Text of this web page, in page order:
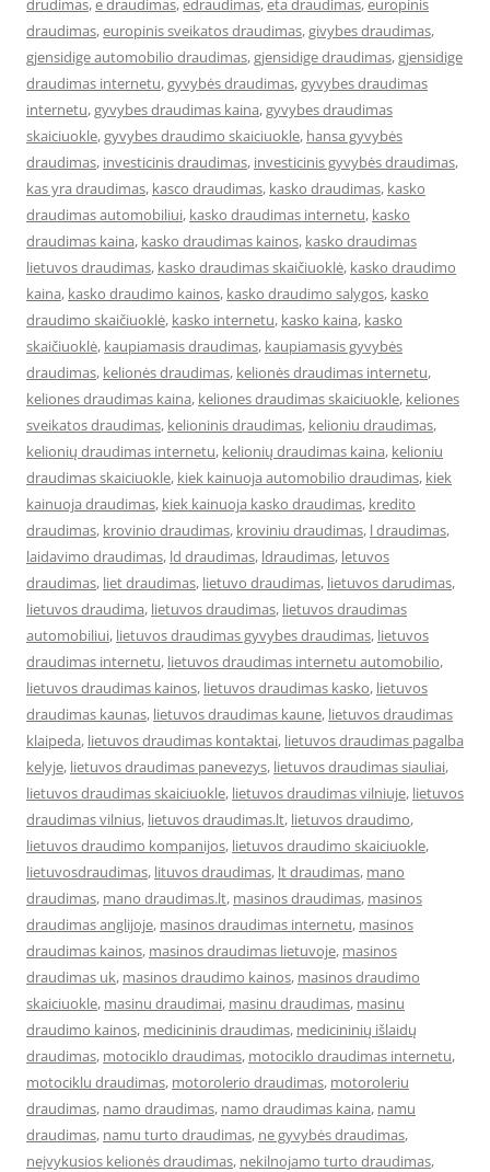
drudimas,e draudimas,edraudimas,eta draudimas,europinis
draudimas,europinis sveikatos draudimas,givybes draudimas,
gjensidige automobilio draudimas,gjensidige draudimas,gjensidige
draudimas internetu,gyvybės draudimas,gyvybes draudimas
internetu,gyvybes draudimas kaina,gyvybes draudimas
skaiciuokle,gyvybes draudimo skaiciuokle, hansa gyvybės
draudimas, investicinis draudimas, investicinis gyvybės draudimas,
kas yra draudimas, kasco draudimas, kasko draudimas, kasko
draudimas automobiliui, kasko draudimas internetu, kasko
draudimas kaina, kasko draudimas kainos, kasko draudimas
lietuvos draudimas, kasko draudimas skaičiuoklė, kasko draudimo
kaina, kasko draudimo kainos, kasko draudimo salygos, kasko
draudimo skaičiuoklė, kasko internetu, kasko kaina, kasko
skaičiuoklė, kaupiamasis draudimas, kaupiamasis gyvybės
draudimas, kelionės draudimas, kelionės draudimas internetu,
keliones draudimas kaina, keliones draudimas skaiciuokle, keliones
sveikatos draudimas, kelioninis draudimas, kelioniu draudimas,
kelionių draudimas internetu, kelionių draudimas kaina, kelioniu
draudimas skaiciuokle, kiek kainuoja automobilio draudimas, kiek
kainuoja draudimas, kiek kainuoja kasko draudimas, kredito
draudimas, krovinio draudimas, kroviniu draudimas, l draudimas,
laidavimo draudimas, ld draudimas, ldraudimas, letuvos
draudimas, liet draudimas, lietuvo draudimas, lietuvos darudimas,
lietuvos draudima, lietuvos draudimas, lietuvos draudimas
automobiliui, lietuvos draudimas gyvybes draudimas, lietuvos
draudimas internetu, lietuvos draudimas internetu automobilio,
lietuvos draudimas kainos, lietuvos draudimas kasko, lietuvos
draudimas kaunas, lietuvos draudimas kaune, lietuvos draudimas
klaipeda, lietuvos draudimas kontaktai, lietuvos draudimas pagalba
kelyje, lietuvos draudimas panevezys, lietuvos draudimas siauliai,
lietuvos draudimas skaiciuokle, lietuvos draudimas vilniuje, lietuvos
draudimas vilnius, lietuvos draudimas.lt, lietuvos draudimo,
lietuvos draudimo kompanijos, lietuvos draudimo skaiciuokle,
lietuvosdraudimas, lituvos draudimas, lt draudimas, mano
draudimas, mano draudimas.lt, masinos draudimas, masinos
draudimas anglijoje, masinos draudimas internetu, masinos
draudimas kainos, masinos draudimas lietuvoje, masinos
draudimas uk, masinos draudimo kainos, masinos draudimo
skaiciuokle, masinu draudimai, masinu draudimas, masinu
draudimo kainos, medicininis draudimas, medicininių išlaidų
draudimas, motociklo draudimas, motociklo draudimas internetu,
motociklu draudimas, motorolerio draudimas, motoroleriu
draudimas, namo draudimas, namo draudimas kaina, namu
draudimas, namu turto draudimas, ne gyvybės draudimas,
neįvykusios kelionės draudimas, nekilnojamo turto draudimas,